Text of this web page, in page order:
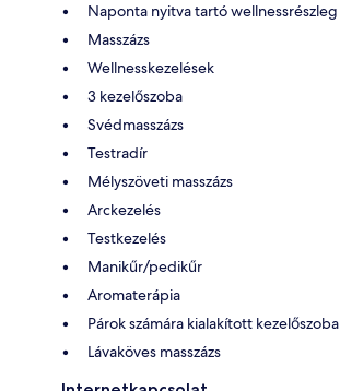
Naponta nyitva tartó wellnessrészleg
Masszázs
Wellnesskezelések
3 kezelőszoba
Svédmasszázs
Testradír
Mélyszöveti masszázs
Arckezelés
Testkezelés
Manikűr/pedikűr
Aromaterápia
Párok számára kialakított kezelőszoba
Lávaköves masszázs